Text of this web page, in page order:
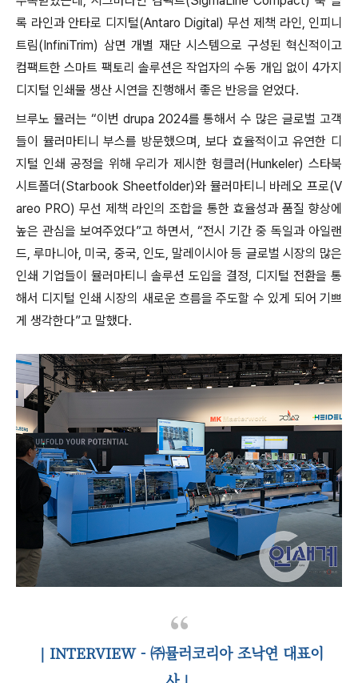
록 라인과 안타로 디지털(Antaro Digital) 무선 제책 라인, 인피니
트림(InfiniTrim) 삼면 개별 재단 시스템으로 구성된 혁신적이고
컴팩트한 스마트 팩토리 솔루션은 작업자의 수동 개입 없이 4가지
디지털 인쇄물 생산 시연을 진행해서 좋은 반응을 얻었다.
브루노 뮬러는 “이번 drupa 2024를 통해서 수 많은 글로벌 고객
들이 뮬러마티니 부스를 방문했으며, 보다 효율적이고 유연한 디
지털 인쇄 공정을 위해 우리가 제시한 헝클러(Hunkeler) 스타북
시트폴더(Starbook Sheetfolder)와 뮬러마티니 바레오 프로(V
areo PRO) 무선 제책 라인의 조합을 통한 효율성과 품질 향상에
높은 관심을 보여주었다”고 하면서, “전시 기간 중 독일과 아일랜
드, 루마니아, 미국, 중국, 인도, 말레이시아 등 글로벌 시장의 많은
인쇄 기업들이 뮬러마티니 솔루션 도입을 결정, 디지털 전환을 통
해서 디지털 인쇄 시장의 새로운 흐름을 주도할 수 있게 되어 기쁘
게 생각한다”고 말했다.
｜INTERVIEW - ㈜뮬러코리아 조낙연 대표이